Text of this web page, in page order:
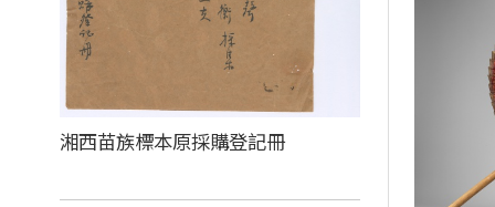
湘西苗族標本原採購登記冊